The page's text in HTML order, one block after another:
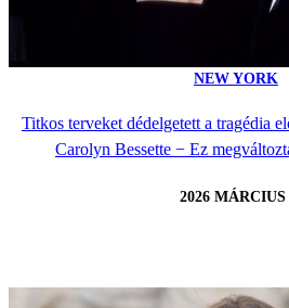
NEW YORK
Titkos terveket dédelgetett a tragédia
Carolyn Bessette − Ez
2026 MÁRCIUS